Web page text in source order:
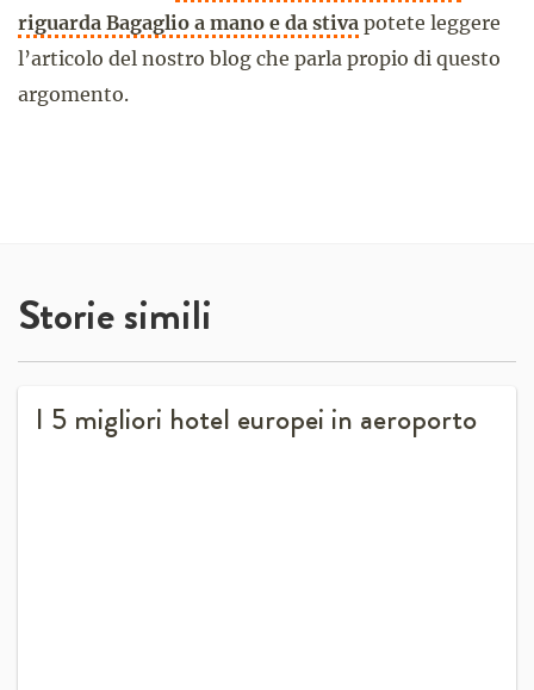
riguarda Bagaglio a mano e da stiva potete leggere
l’articolo del nostro blog che parla propio di questo
argomento.
Storie simili
I 5 migliori hotel europei in aeroporto